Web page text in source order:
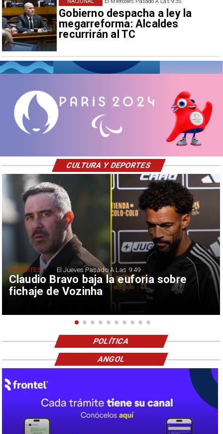
Gobierno despacha a ley la
megarreforma: Alcaldes
recurrirán al TC
Claudio Bravo baja la euforia sobre
fichaje de Vozinha
DEPORTES El Jueves Pasado A Las 9:49
CULTURA Y DEPORTES
POLÍTICA
ANGOL